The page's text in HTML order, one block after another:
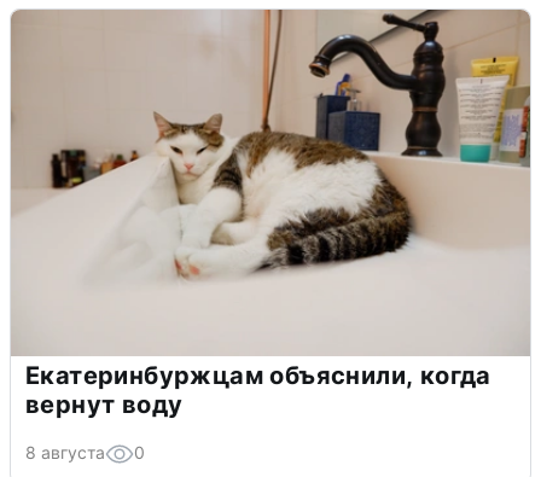
Екатеринбуржцам объяснили, когда
вернут воду
8 августа 0